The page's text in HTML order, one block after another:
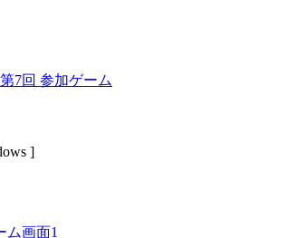
7回 参加ゲーム
]